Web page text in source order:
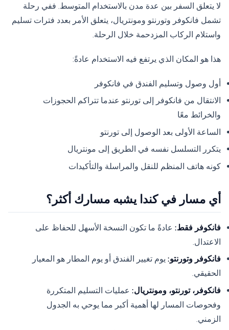
لا يتعلق السفر بين عدة مدن بالاستخدام المتوسط. ففي رحلة
تشمل فانكوفر وتورنتو ومونتريال، يتعلق الأمر بعدد فترات تسليم
واستلام الركاب المزدحمة خلال الرحلة.
هذا هو المكان الذي يرتفع فيه الاستخدام عادةً:
أول وصول وتسليم الفندق في فانكوفر
الانتقال من فانكوفر إلى تورنتو عندما تتراكم الحجوزات
والخرائط معًا
الساعة الأولى بعد الوصول إلى تورنتو
يتكرر التسلسل نفسه في الطريق إلى مونتريال
كونه هاتف المنظم للنقل والمراسلة والتأكيدات
أي مسار في كندا يشبه مسارك أكثر؟
فانكوفر فقط: عادةً ما تكون النسخة الأسهل للحفاظ على
الاعتدال.
فانكوفر وتورنتو: يوم تغيير الفندق أو يوم المطار هو المعيار
الحقيقي.
فانكوفر، تورنتو، ومونتريال: عمليات التسليم المتكررة
وفحوصات المسار لها أهمية أكبر مما يوحي به الجدول
الزمني.